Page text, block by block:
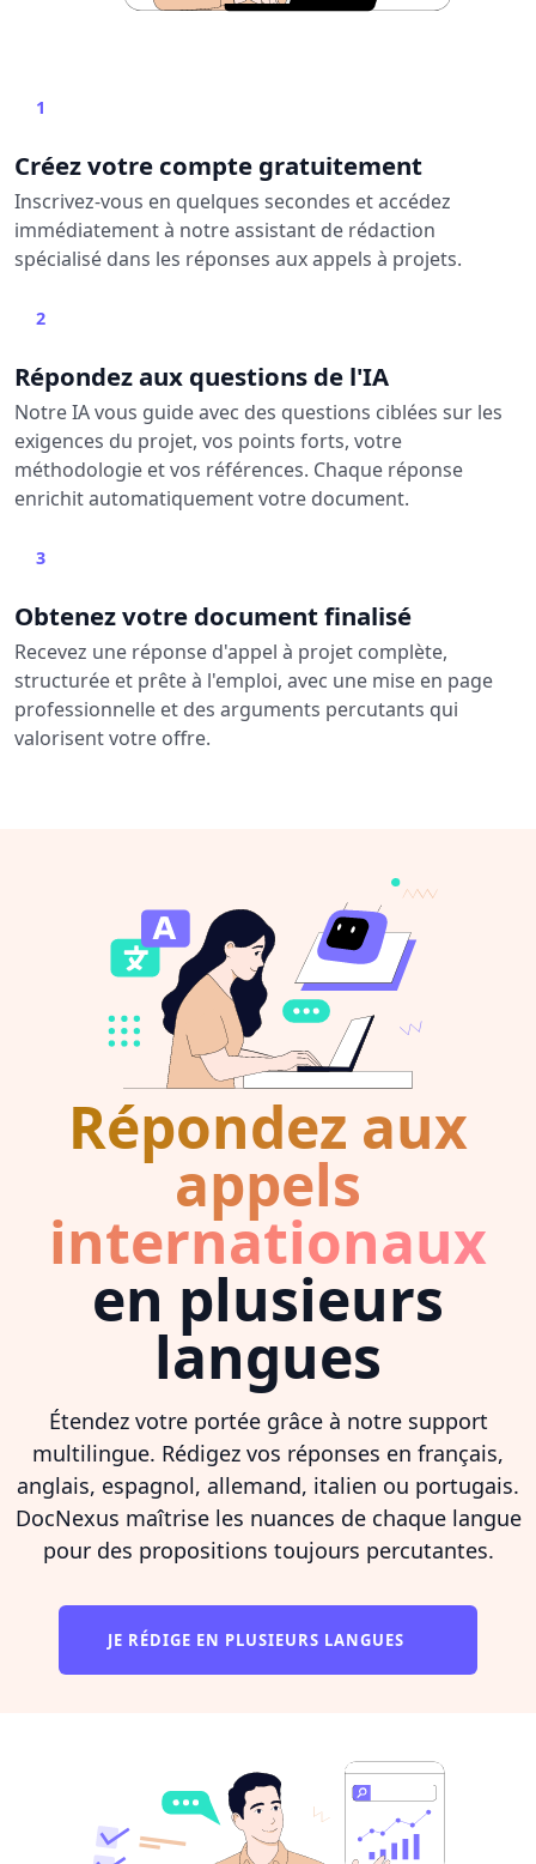
1
Créez votre compte gratuitement
Inscrivez-vous en quelques secondes et accédez
immédiatement à notre assistant de rédaction
spécialisé dans les réponses aux appels à projets.
2
Répondez aux questions de l'IA
Notre IA vous guide avec des questions ciblées sur les
exigences du projet, vos points forts, votre
méthodologie et vos références. Chaque réponse
enrichit automatiquement votre document.
3
Obtenez votre document finalisé
Recevez une réponse d'appel à projet complète,
structurée et prête à l'emploi, avec une mise en page
professionnelle et des arguments percutants qui
valorisent votre offre.
Répondez aux
appels
internationaux
en plusieurs
langues
Étendez votre portée grâce à notre support
multilingue. Rédigez vos réponses en français,
anglais, espagnol, allemand, italien ou portugais.
DocNexus maîtrise les nuances de chaque langue
pour des propositions toujours percutantes.
JE RÉDIGE EN PLUSIEURS LANGUES